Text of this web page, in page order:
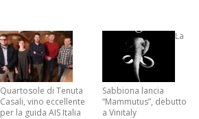
Quartosole di Tenuta
Casali, vino eccellente
per la guida AIS Italia
La
Sabbiona lancia
“Mammutus”, debutto
a Vinitaly